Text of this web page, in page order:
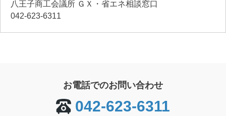
八王子商工会議所 ＧＸ・省エネ相談窓口
042-623-6311
お電話でのお問い合わせ
042-623-6311